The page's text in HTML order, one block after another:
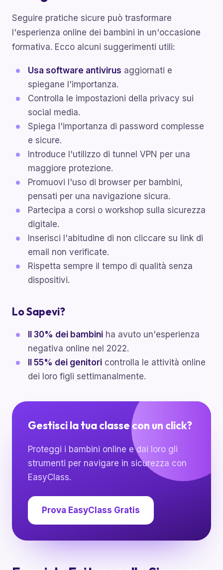
Seguire pratiche sicure può trasformare
l'esperienza online dei bambini in un'occasione
formativa. Ecco alcuni suggerimenti utili:
Usa software antivirus aggiornati e
spiegane l'importanza.
Controlla le impostazioni della privacy sui
social media.
Spiega l'importanza di password complesse
e sicure.
Introduce l'utilizzo di tunnel VPN per una
maggiore protezione.
Promuovi l'uso di browser per bambini,
pensati per una navigazione sicura.
Partecipa a corsi o workshop sulla sicurezza
digitale.
Inserisci l'abitudine di non cliccare su link di
email non verificate.
Rispetta sempre il tempo di qualità senza
dispositivi.
Lo Sapevi?
Il 30% dei bambini ha avuto un'esperienza
negativa online nel 2022.
Il 55% dei genitori controlla le attività online
dei loro figli settimanalmente.
Gestisci la tua classe con un click?
Proteggi i bambini online e dai loro gli
strumenti per navigare in sicurezza con
EasyClass.
Prova EasyClass Gratis